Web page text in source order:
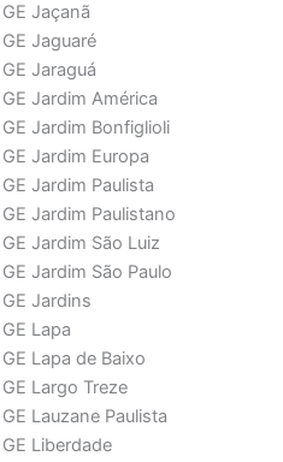
Jaçanã
Jaguaré
Jaraguá
Jardim América
Jardim Bonfiglioli
Jardim Europa
Jardim Paulista
Jardim Paulistano
Jardim São Luiz
Jardim São Paulo
Jardins
Lapa
Lapa de Baixo
Largo Treze
Lauzane Paulista
Liberdade